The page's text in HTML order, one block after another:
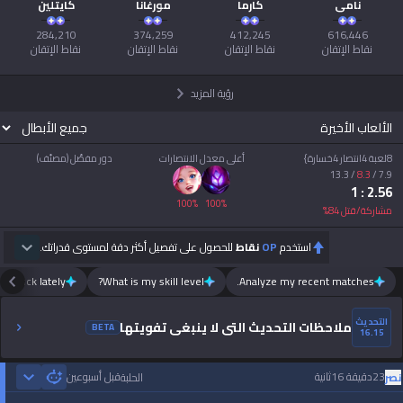
نامي
نقاط الإتقان
كارما
نقاط الإتقان
مورغانا
نقاط الإتقان
كايتلين
نقاط الإتقان
رؤية المزيد
الألعاب الأخيرة
8لعبة 4انتصار 4خسارة}
7.9
/
8.3
/
13.3
2.56
: 1
مشاركة/قتل84
%
أعلى معدل الانتصارات
100%
100%
دور مفضّل (مصنّف)
استخدمOPنقاطللحصول على تفصيل أكثر دقة لمستوى قدراتك.
Analyze my recent matches.
What is my skill level?
luck lately?
التحديث
16.15 ملاحظات التحديث التي لا ينبغي تفويتها BETA
الحلبةقبل أسبوعين نصر23دقيقة 16ثانية